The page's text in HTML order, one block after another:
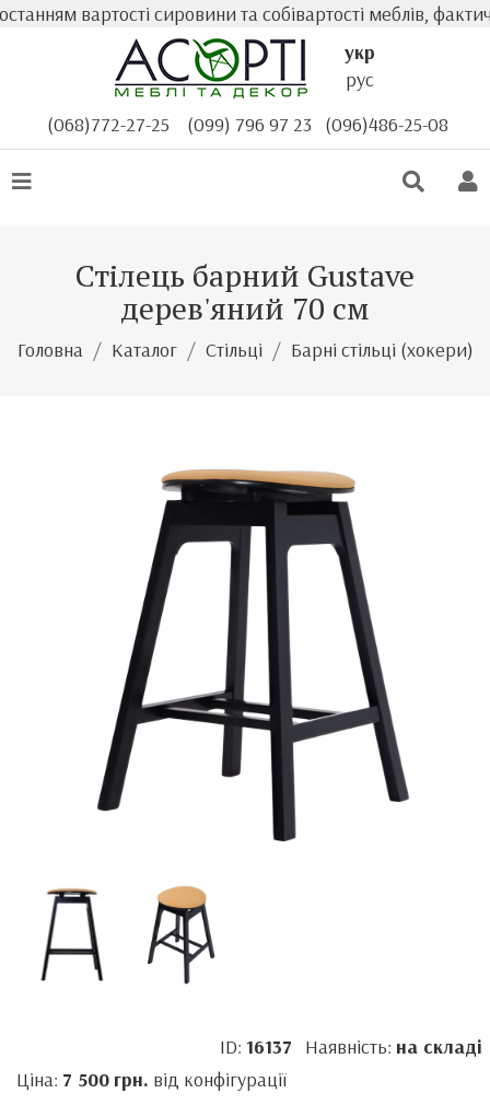
вартості сировини та собівартості меблів,
укр
рус
(068)772-27-25
(099) 796 97 23 (096)486-25-08
Стілець барний Gustave
дерев'яний 70 см
Головна Каталог Стільці Барні стільці (хокери)
ID: 16137 Наявність: на складі
Ціна: 7 500 грн. від конфігурації